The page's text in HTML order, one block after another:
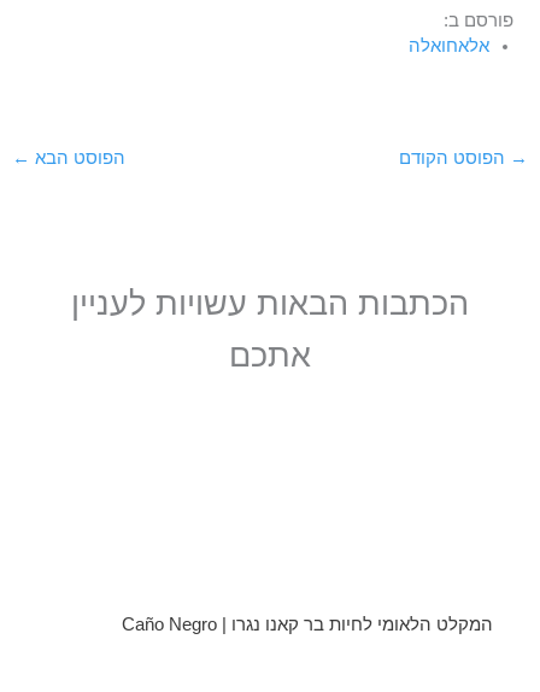
פורסם ב:
אלאחואלה
→ הפוסט הקודם הפוסט הבא ←
הכתבות הבאות עשויות לעניין
אתכם
המקלט הלאומי לחיות בר קאנו נגרו | Caño Negro